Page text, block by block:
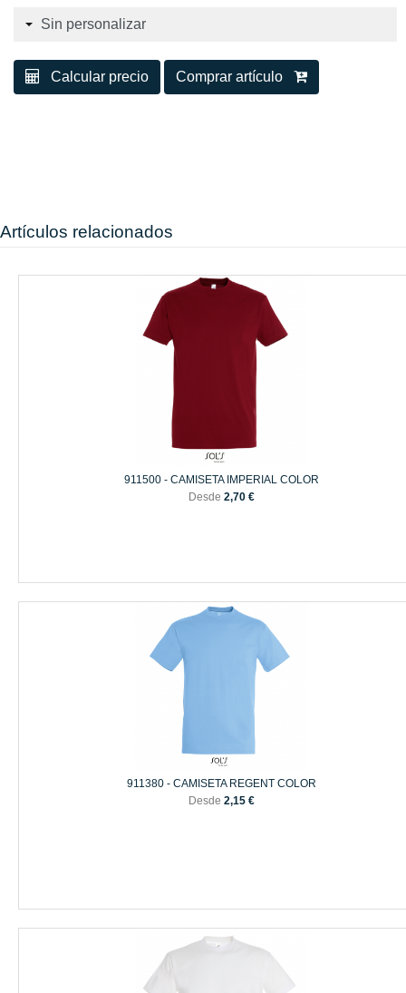
Calcular precio Comprar artículo
Artículos relacionados
911500 - CAMISETA IMPERIAL COLOR
Desde 2,70 €
911380 - CAMISETA REGENT COLOR
Desde 2,15 €